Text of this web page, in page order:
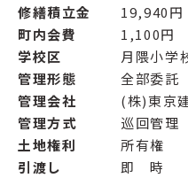
修繕積立金 19,940円
町内会費
1,100円
学校区 月隈小学
管理形態全部委託
管理会社 (株)東京
管理方式
巡回管理
土地権利 所有権
引渡し 即 時